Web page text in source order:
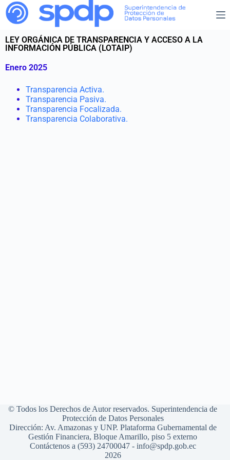
LEY ORGÁNICA DE TRANSPARENCIA Y ACCESO A LA
INFORMACIÓN PÚBLICA (LOTAIP)
Enero 2025
Transparencia Activa.
Transparencia Pasiva.
Transparencia Focalizada.
Transparencia Colaborativa.
© Todos los Derechos de Autor reservados. Superintendencia de
Protección de Datos Personales
Dirección: Av. Amazonas y UNP. Plataforma Gubernamental de
Gestión Financiera, Bloque Amarillo, piso 5 externo
Contáctenos a (593) 24700047 - info@spdp.gob.ec
2026